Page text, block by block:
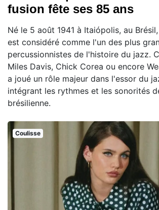
fusion fête ses 85 ans
Né le 5 août 1941 à Itaiópolis, au
est considéré comme l'un des plus
percussionnistes de l'histoire du jazz.
Miles Davis, Chick Corea ou encore
a joué un rôle majeur dans l'essor du
intégrant les rythmes et les sonorités
brésilienne.
Coulisse